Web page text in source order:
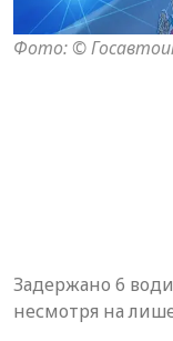
Фото: ©
Задержано 6
несмотря на